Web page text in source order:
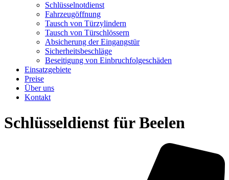
Schlüsselnotdienst
Fahrzeugöffnung
Tausch von Türzylindern
Tausch von Türschlössern
Absicherung der Eingangstür
Sicherheitsbeschläge
Beseitigung von Einbruchfolgeschäden
Einsatzgebiete
Preise
Über uns
Kontakt
Schlüsseldienst für Beelen